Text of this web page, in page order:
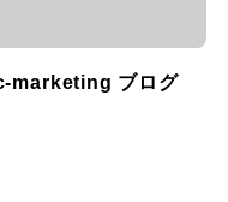
marketing ブログ